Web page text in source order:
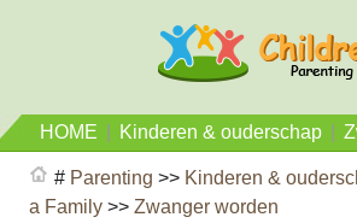
HOME Kinderen & ouderschap
# Parenting >> Kinderen &
a Family >>Zwanger worden